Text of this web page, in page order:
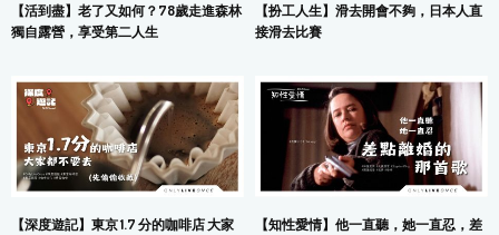
【活到盡】老了又如何？78歲走進森林
獨自露營，享受第二人生
【扮工人生】滑去開會不夠，日本人直
接滑去比賽
【深度遊記】東京 1.7 分的咖啡店 大家
【知性愛情】他一直聽，她一直忍，差